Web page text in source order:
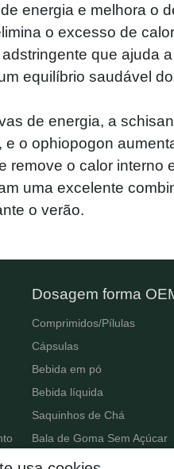
energia e melhora o
o excesso de
que ajuda
equilíbrio saudável
de energia, a
o ophiopogon
o calor interno
uma excelente
o verão.
Dosagem forma
Comprimidos/Pílulas
Cápsulas
Bebida em pó
Bebida líquida
Saquinhos de Chá
Bala de Goma Sem Açúcar